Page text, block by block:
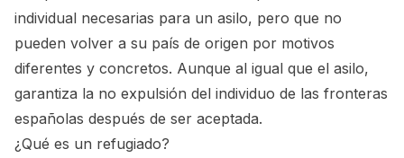
individual necesarias para un asilo, pero que no
pueden volver a su país de origen por motivos
diferentes y concretos. Aunque al igual que el asilo,
garantiza la no expulsión del individuo de las fronteras
españolas después de ser aceptada.
¿Qué es un refugiado?